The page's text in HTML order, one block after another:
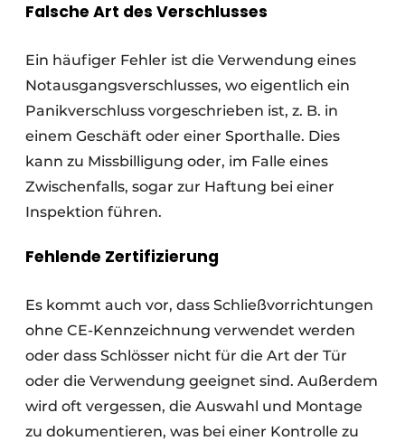
Falsche Art des Verschlusses
Ein häufiger Fehler ist die Verwendung eines
Notausgangsverschlusses, wo eigentlich ein
Panikverschluss vorgeschrieben ist, z. B. in
einem Geschäft oder einer Sporthalle. Dies
kann zu Missbilligung oder, im Falle eines
Zwischenfalls, sogar zur Haftung bei einer
Inspektion führen.
Fehlende Zertifizierung
Es kommt auch vor, dass Schließvorrichtungen
ohne CE-Kennzeichnung verwendet werden
oder dass Schlösser nicht für die Art der Tür
oder die Verwendung geeignet sind. Außerdem
wird oft vergessen, die Auswahl und Montage
zu dokumentieren, was bei einer Kontrolle zu